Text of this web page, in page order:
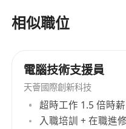
相似職位
電腦技術支援員
天薈國際創新科技
超時工作 1.5 倍時
入職培訓 + 在職進